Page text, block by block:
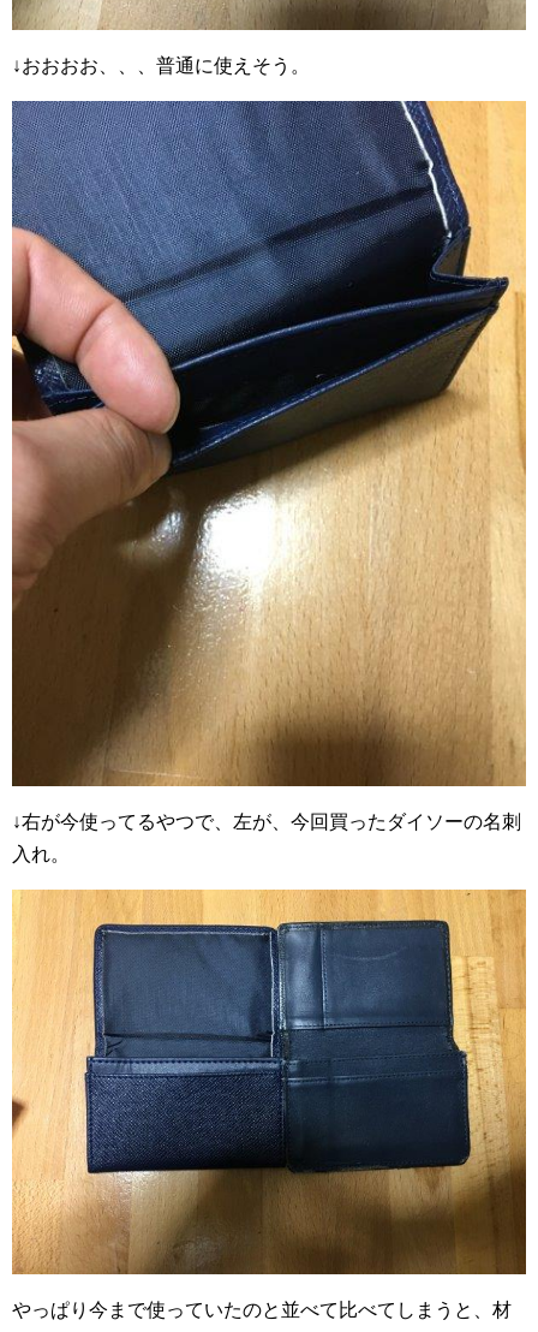
↓おおおお、、、普通に使えそう。
↓右が今使ってるやつで、左が、今回買ったダイソーの名刺
入れ。
やっぱり今まで使っていたのと並べて比べてしまうと、材